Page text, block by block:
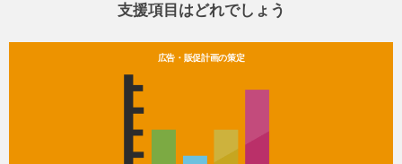
支援項目はどれでしょう
広告・販促計画の策定